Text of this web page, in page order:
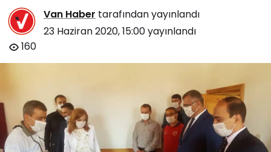
Van Haber tarafından yayınlandı
23 Haziran 2020, 15:00yayınlandı
160